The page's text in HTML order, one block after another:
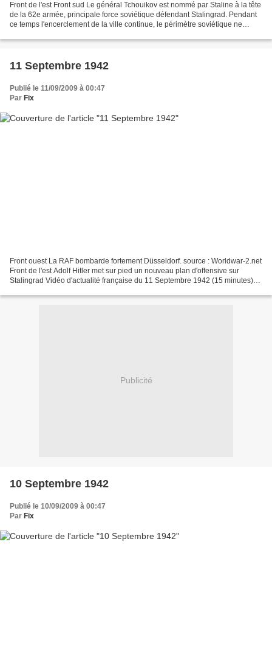
Front de l'est Front sud Le général Tchouikov est nommé par Staline à la tête
de la 62e armée, principale force soviétique défendant Stalingrad. Pendant
ce temps l'encerclement de la ville continue, le périmètre soviétique ne
11 Septembre 1942
Publié le 11/09/2009 à 00:47
Par Fix
Front ouest La RAF bombarde fortement Düsseldorf. source : Worldwar-2.net
Front de l'est Adolf Hitler met sur pied un nouveau plan d'offensive sur
Stalingrad Vidéo d'actualité française du 11 Septembre 1942 (15 minutes)
Publicité
10 Septembre 1942
Publié le 10/09/2009 à 00:47
Par Fix